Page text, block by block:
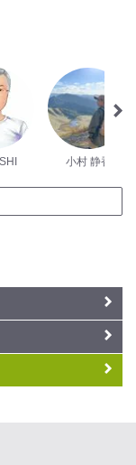
小村 静香